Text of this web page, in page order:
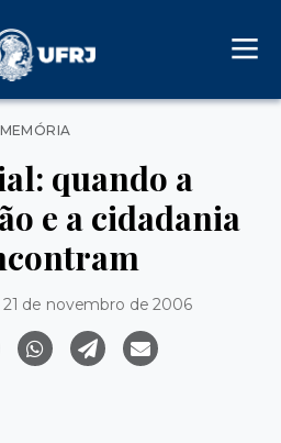
Categorias
MEMÓRIA
quando a
e a cidadania
21 de novembro de 2006